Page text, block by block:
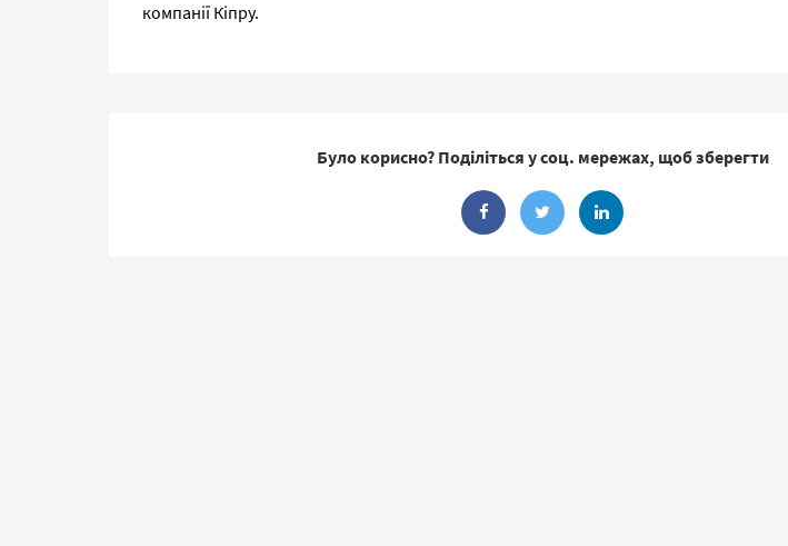
компанії Кіпру.
Було корисно? Поділіться у соц. мережах, щоб зберегти